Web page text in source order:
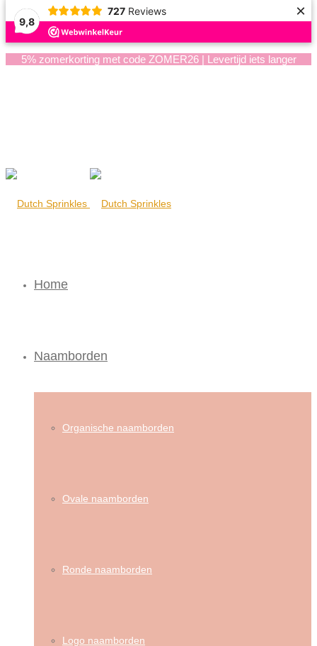
9,8
727 Reviews ×
5% zomerkorting met code ZOMER26 | Levertijd iets langer
Home
Naamborden
Organische naamborden
Ovale naamborden
Ronde naamborden
Logo naamborden